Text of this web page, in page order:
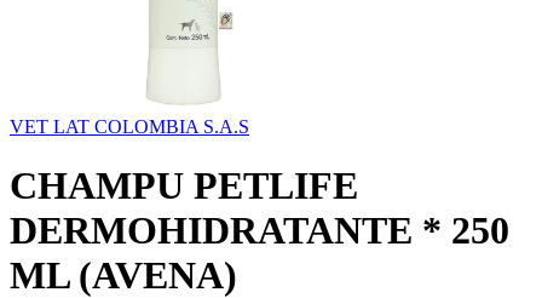
VET LAT COLOMBIA S.A.S
CHAMPU PETLIFE
DERMOHIDRATANTE * 250
ML (AVENA)